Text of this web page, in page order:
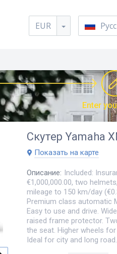
EUR
Enter
Скутер Yamaha
Показать на карте
Описание: Included:
€1,000,000.00, two
mileage to 150 km/day
Premium class automatic
Easy to use and drive.
raised frame protector.
the seat. Higher wheels
Ideal for city and long road.